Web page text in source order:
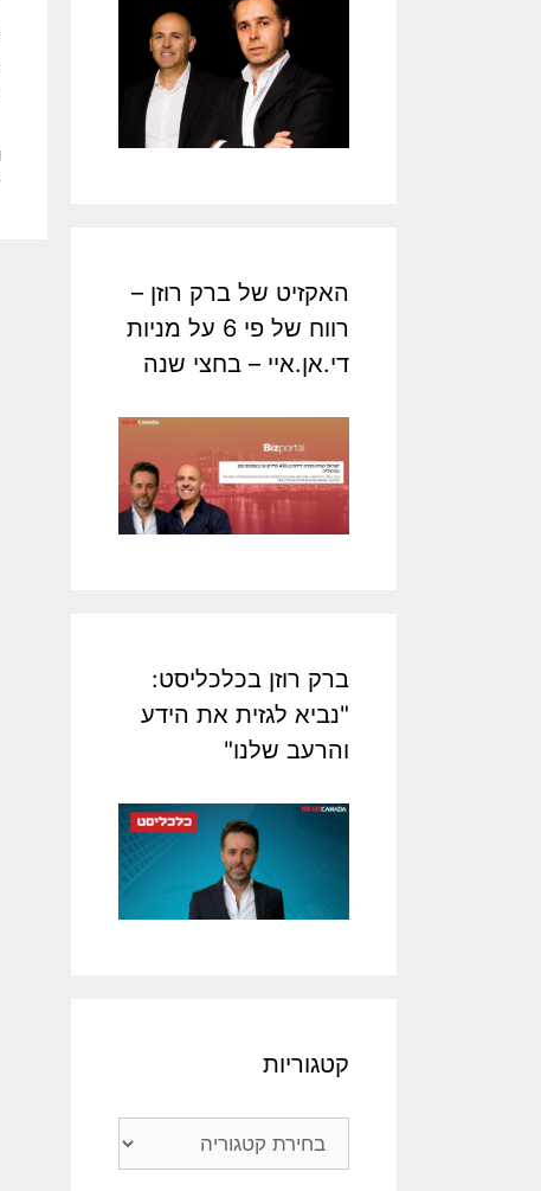
האקזיט של ברק רוזן –
רווח של פי 6 על מניות
די.אן.איי – בחצי שנה
ברק רוזן בכלכליסט:
"נביא לגזית את הידע
והרעב שלנו"
קטגוריות